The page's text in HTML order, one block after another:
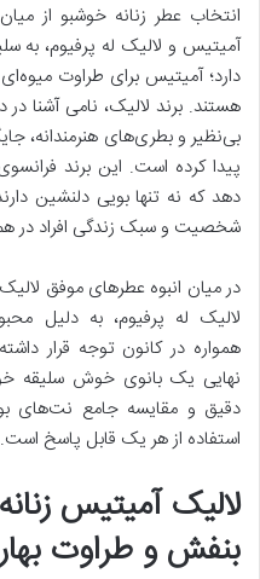
انتخاب عطر زنانه خوشبو از
آمیتیس و لالیک له پرفیوم،
دارد؛ آمیتیس برای طراوت
هستند. برند لالیک، نامی آشنا
بی‌نظیر و بطری‌های هنرمندانه،
پیدا کرده است. این برند
دهد که نه تنها بویی دلنشین
شخصیت و سبک زندگی افراد در
در میان انبوه عطرهای موفق
لالیک له پرفیوم، به دلیل
همواره در کانون توجه قرار
نهایی یک بانوی خوش سلیقه
دقیق و مقایسه جامع نت‌های
استفاده از هر یک قابل پاسخ است.
لالیک آمیتیس
بنفش و طراوت